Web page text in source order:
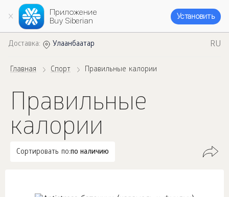
Приложение
Buy Siberian
Установить
Доставка: Улаанбаатар RU
Главная Спорт Правильные калории
Правильные
калории
Сортировать по:по наличию